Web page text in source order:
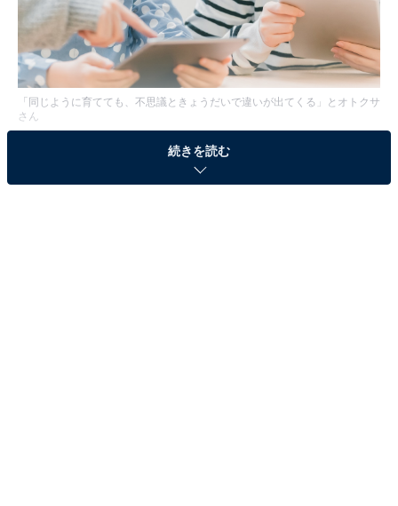
「同じように育てても、不思議ときょうだいで違いが出てくる」とオトクサ
さん
※本記事で紹介している商品の購入やサービスの利用により、売上の一部が
オールアバウトに還元されることがあります。
続きを読む